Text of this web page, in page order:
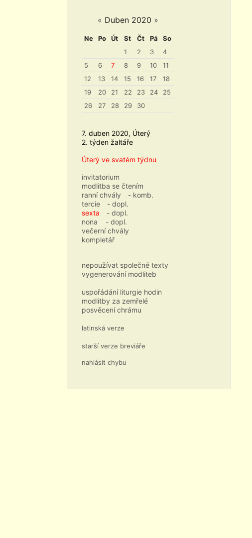
« Duben 2020 »
Ne Po Út St Čt Pá
So
1
2 3
4
5
6 7 8 9 10
11
12
13 14 15 16 17
18
19
20 21 22 23 24
25
26
27 28 29 30
7. duben 2020, Úterý
2. týden žaltáře
Úterý ve svatém týdnu
invitatorium
modlitba se čtením
ranní chvály
- komb.
tercie
- dopl.
sexta
- dopl.
nona
- dopl.
večerní chvály
kompletář
nepoužívat společné texty
vygenerování modliteb
uspořádání liturgie hodin
modlitby za zemřelé
posvěcení chrámu
latinská verze
starší verze breviáře
nahlásit chybu